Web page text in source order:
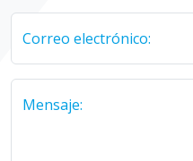
Correo electrónico:
Mensaje: